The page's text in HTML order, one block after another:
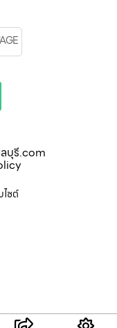
บุรี.com
ไซต์